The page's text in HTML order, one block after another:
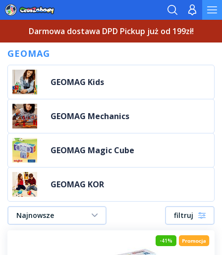
Darmowa dostawa DPD Pickup już od 199zł!
GEOMAG
GEOMAG Kids
GEOMAG Mechanics
GEOMAG Magic Cube
GEOMAG KOR
Najnowsze filtruj
-41%